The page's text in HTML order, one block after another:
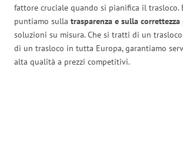
fattore cruciale quando si pianifica il trasloco.
puntiamo sulla trasparenza e sulla correttezza
soluzioni su misura. Che si tratti di un
di un trasloco in tutta Europa, garantiamo
alta qualità a prezzi competitivi.